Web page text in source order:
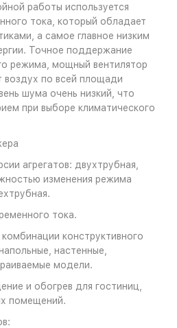
работы используется
тока, который обладает
а самое главное низким
Точное поддержание
режима, мощный вентилятор
воздух по всей площади
шума очень низкий, что
при выборе климатического
агрегатов: двухтрубная,
изменения режима
тока.
конструктивного
настенные,
модели.
и обогрев для гостиниц,
помещений.